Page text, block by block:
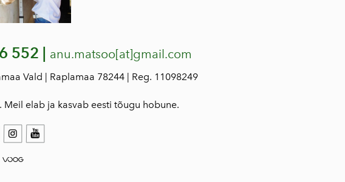
552 | anu.matsoo[at]gmail.com
Vald | Raplamaa 78244 | Reg. 11098249
elab ja kasvab eesti tõugu hobune.